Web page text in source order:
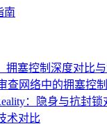
南
拥塞控制深度对比
查网络中的拥塞控
：隐身与抗封锁
术对比